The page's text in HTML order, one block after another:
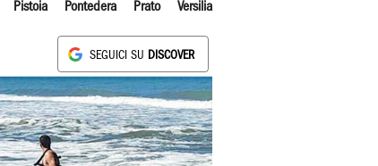
Pistoia Pontedera Prato Versilia
SEGUICI SU DISCOVER